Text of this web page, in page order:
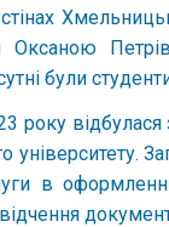
були
року відбулася
університету.
в